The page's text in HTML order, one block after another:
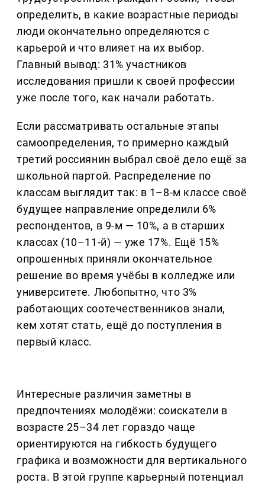
определить, в какие возрастные периоды
люди окончательно определяются с
карьерой и что влияет на их выбор.
Главный вывод: 31% участников
исследования пришли к своей профессии
уже после того, как начали работать.
Если рассматривать остальные этапы
самоопределения, то примерно каждый
третий россиянин выбрал своё дело ещё за
школьной партой. Распределение по
классам выглядит так: в 1–8-м классе своё
будущее направление определили 6%
респондентов, в 9-м — 10%, а в старших
классах (10–11-й) — уже 17%. Ещё 15%
опрошенных приняли окончательное
решение во время учёбы в колледже или
университете. Любопытно, что 3%
работающих соотечественников знали,
кем хотят стать, ещё до поступления в
первый класс.
Интересные различия заметны в
предпочтениях молодёжи: соискатели в
возрасте 25–34 лет гораздо чаще
ориентируются на гибкость будущего
графика и возможности для вертикального
роста. В этой группе карьерный потенциал